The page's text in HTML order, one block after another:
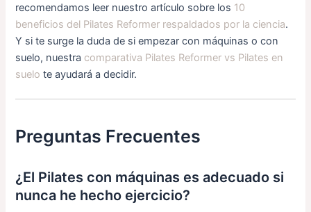
recomendamos leer nuestro artículo sobre los 10
beneficios del Pilates Reformer respaldados por la ciencia.
Y si te surge la duda de si empezar con máquinas o con
suelo, nuestra comparativa Pilates Reformer vs Pilates en
suelo te ayudará a decidir.
Preguntas Frecuentes
¿El Pilates con máquinas es adecuado si
nunca he hecho ejercicio?